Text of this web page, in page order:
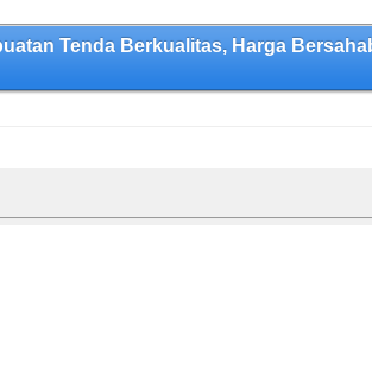
Tenda Berkualitas, Harga